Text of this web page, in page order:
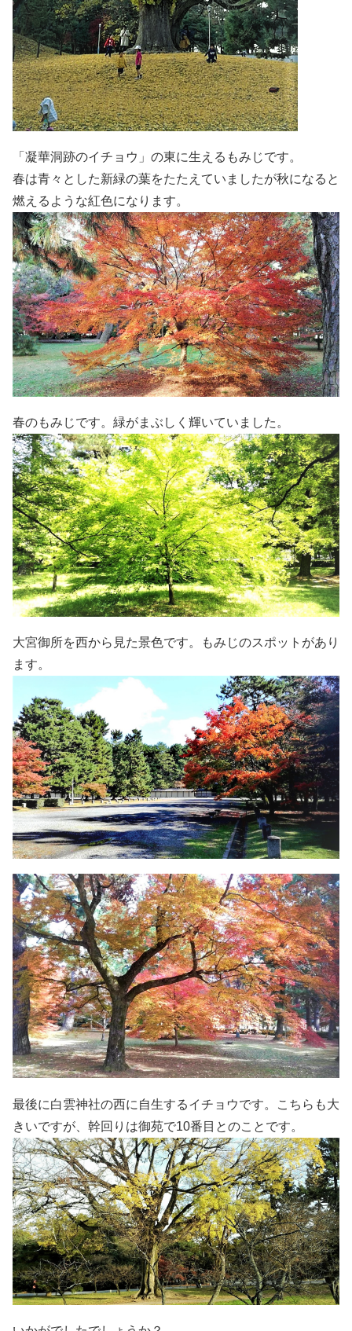
「凝華洞跡のイチョウ」の東に生えるもみじです。
春は青々とした新緑の葉をたたえていましたが秋になると
燃えるような紅色になります。
春のもみじです。緑がまぶしく輝いていました。
大宮御所を西から見た景色です。もみじのスポットがあり
ます。
最後に白雲神社の西に自生するイチョウです。こちらも大
きいですが、幹回りは御苑で10番目とのことです。